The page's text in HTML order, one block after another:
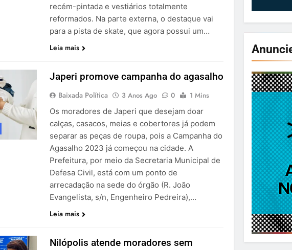
recém-pintada e vestiários totalmente
reformados. Na parte externa, o destaque vai
para a pista de skate, que agora possui um…
Leia mais
Japeri promove campanha do agasalho
Baixada Política 3 Anos Ago 0
1 Mins
Os moradores de Japeri que desejam doar
calças, casacos, meias e cobertores já podem
separar as peças de roupa, pois a Campanha do
Agasalho 2023 já começou na cidade. A
Prefeitura, por meio da Secretaria Municipal de
Defesa Civil, está com um ponto de
arrecadação na sede do órgão (R. João
Evangelista, s/n, Engenheiro Pedreira),…
Leia mais
Nilópolis atende moradores sem